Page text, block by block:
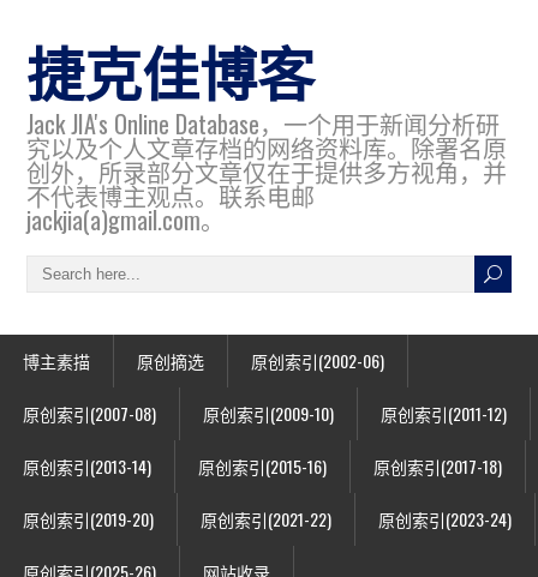
捷克佳博客
Jack JIA's Online Database，一个用于新闻分析研
究以及个人文章存档的网络资料库。除署名原
创外，所录部分文章仅在于提供多方视角，并
不代表博主观点。联系电邮
jackjia(a)gmail.com。
博主素描 原创摘选 原创索引(2002-06)
原创索引(2007-08) 原创索引(2009-10) 原创索引(2011-12)
原创索引(2013-14) 原创索引(2015-16) 原创索引(2017-18)
原创索引(2019-20) 原创索引(2021-22) 原创索引(2023-24)
原创索引(2025-26) 网站收录